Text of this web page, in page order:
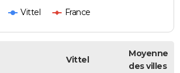
Vittel France
Vittel
Moyenne
des villes